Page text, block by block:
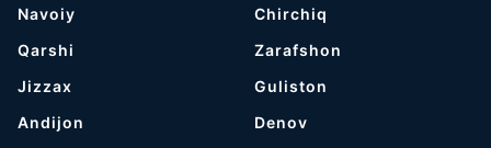
Navoiy
Qarshi
Jizzax
Andijon
Chirchiq
Zarafshon
Guliston
Denov